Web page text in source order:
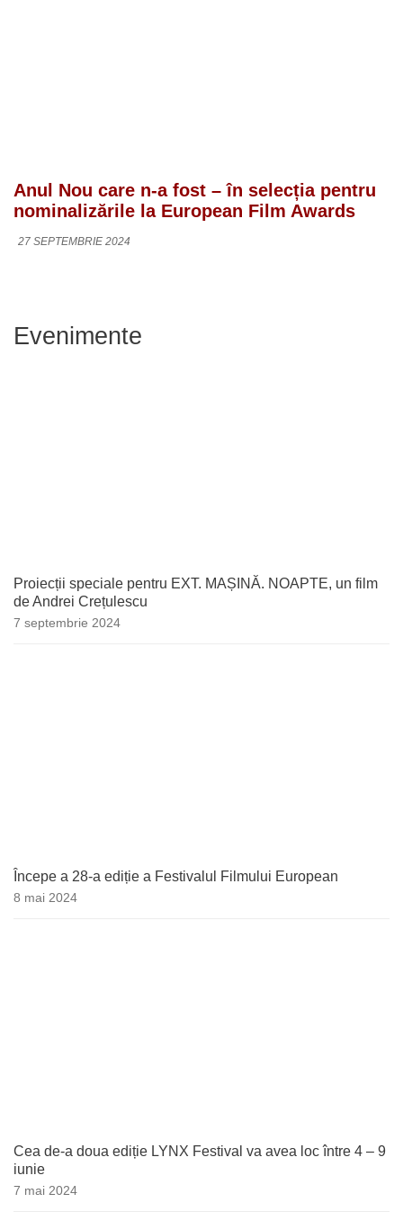
Anul Nou care n-a fost – în selecția pentru
nominalizările la European Film Awards
27 SEPTEMBRIE 2024
Evenimente
Proiecții speciale pentru EXT. MAȘINĂ. NOAPTE, un film
de Andrei Crețulescu
7 septembrie 2024
Începe a 28-a ediție a Festivalul Filmului European
8 mai 2024
Cea de-a doua ediție LYNX Festival va avea loc între 4 – 9
iunie
7 mai 2024